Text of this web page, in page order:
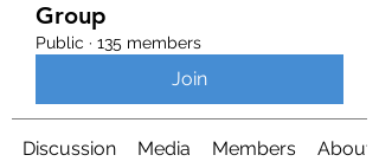
Group
Public · 135 members
Join
Discussion Media Members About